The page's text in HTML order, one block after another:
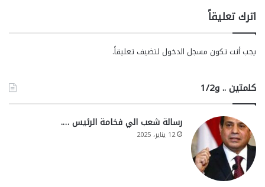
اترك تعليقاً
يجب أنت تكون مسجل الدخول لتضيف تعليقاً.
كلمتين .. و1/2
رسالة شعب الي فخامة الرئيس ….
12 يناير، 2025